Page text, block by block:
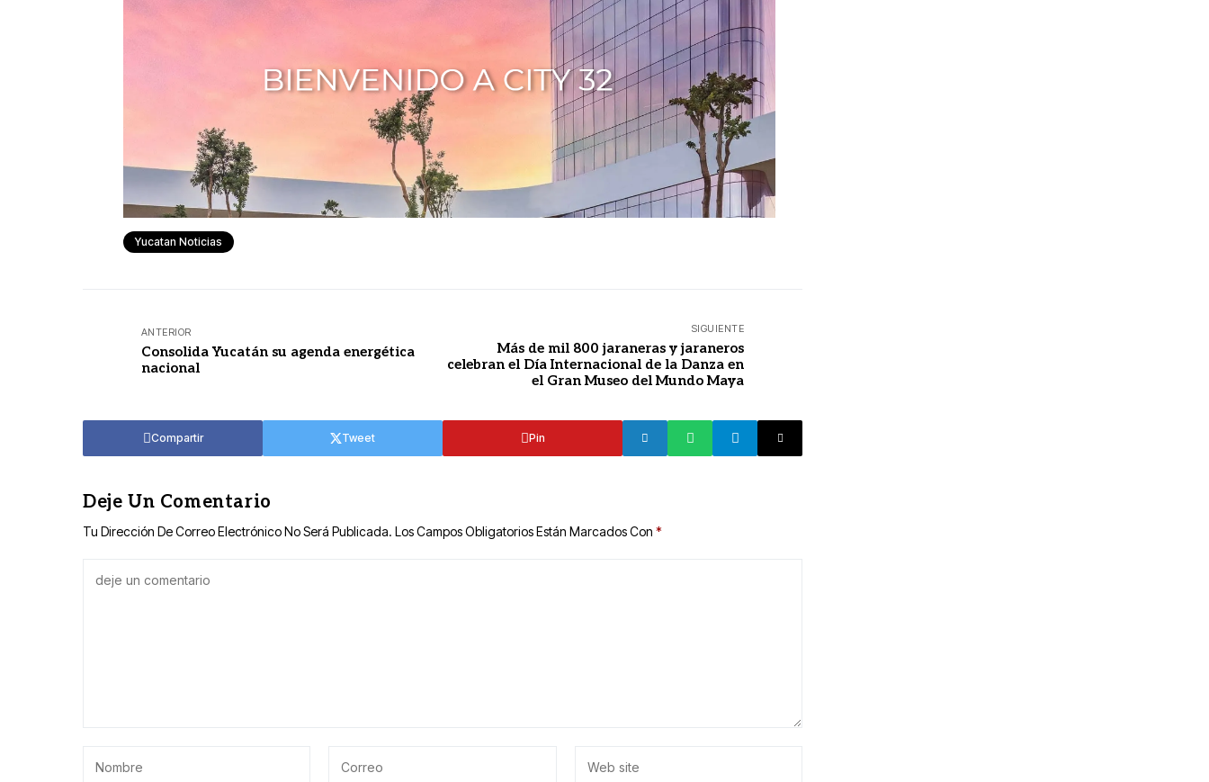
Yucatan Noticias
ANTERIOR
Consolida Yucatán su agenda energética
nacional
SIGUIENTE
Más de mil 800 jaraneras y jaraneros
celebran el Día Internacional de la Danza en
el Gran Museo del Mundo Maya
Compartir Tweet Pin
Deje Un Comentario
Tu Dirección De Correo Electrónico No Será Publicada. Los Campos Obligatorios Están Marcados Con *